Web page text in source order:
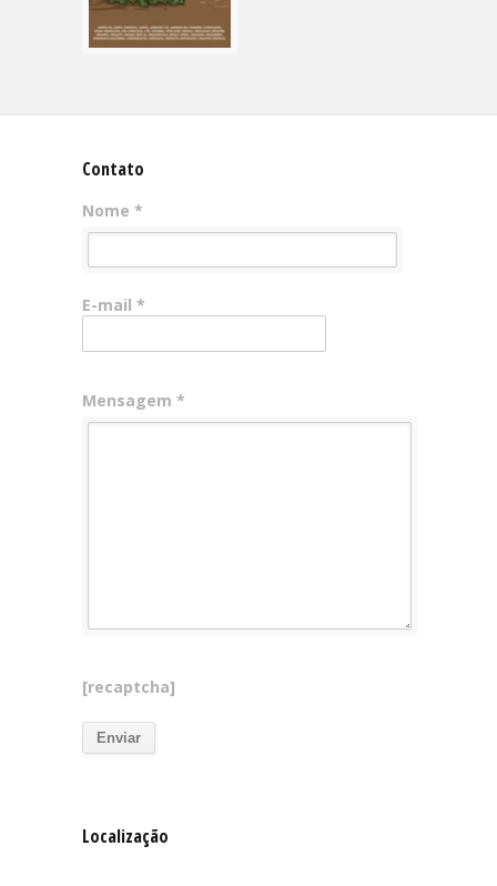
Contato
Nome *
E-mail *
Mensagem *
[recaptcha]
Localização